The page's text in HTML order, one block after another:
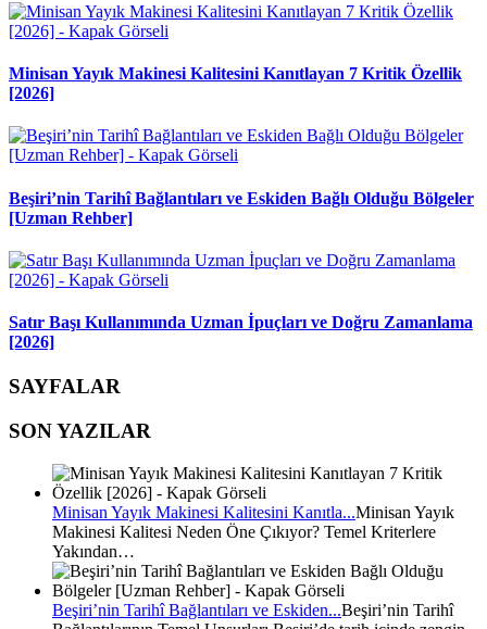
Minisan Yayık Makinesi Kalitesini Kanıtlayan 7 Kritik Özellik
[2026]
Beşiri’nin Tarihî Bağlantıları ve Eskiden Bağlı Olduğu Bölgeler
[Uzman Rehber]
Satır Başı Kullanımında Uzman İpuçları ve Doğru Zamanlama
[2026]
SAYFALAR
SON YAZILAR
Minisan Yayık Makinesi Kalitesini Kanıtla...Minisan Yayık
Makinesi Kalitesi Neden Öne Çıkıyor? Temel Kriterlere
Yakından…
Beşiri’nin Tarihî Bağlantıları ve Eskiden...Beşiri’nin Tarihî